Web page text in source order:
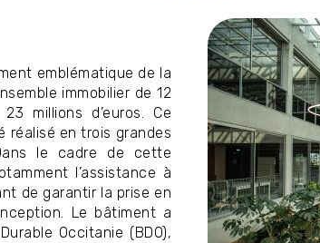
emblématique de la
immobilier de 12
millions d’euros. Ce
réalisé en trois grandes
le cadre de cette
l’assistance à
de garantir la prise en
Le bâtiment a
Occitanie (BDO),
Image